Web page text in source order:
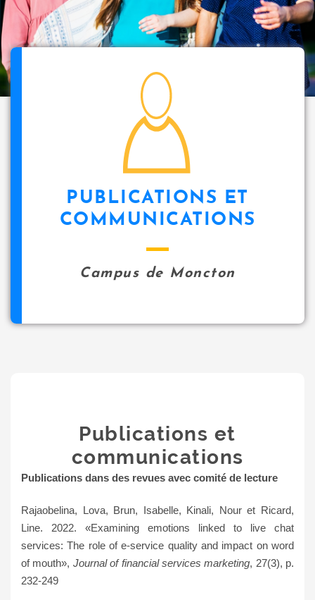
p
a
l
PUBLICATIONS ET
COMMUNICATIONS
Campus de Moncton
Publications et
communications
Publications dans des revues avec comité de lecture
Rajaobelina, Lova, Brun, Isabelle, Kinali, Nour et Ricard,
Line. 2022. «Examining emotions linked to live chat
services: The role of e-service quality and impact on word
of mouth», Journal of financial services marketing, 27(3), p.
232-249